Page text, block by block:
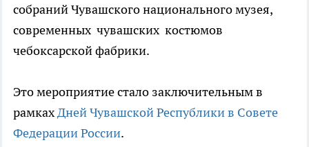
собраний Чувашского национального музея,
современных чувашских костюмов
чебоксарской фабрики.
Это мероприятие стало заключительным в
рамкахДней Чувашской Республики в Совете
Федерации России.